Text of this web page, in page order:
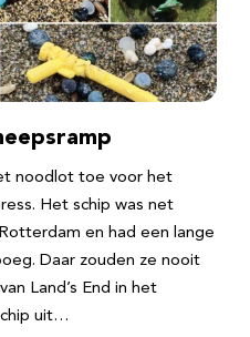
noodlot toe voor het
Het schip was net
en had een lange
Daar zouden ze nooit
Land’s End in het
uit…